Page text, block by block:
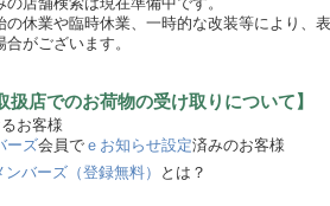
休業や臨時休業、一時的な改装等により、
がございます。
扱店でのお荷物の受け取りについて】
お客様
ーズ会員で ｅお知らせ設定済みのお客様
バーズ（登録無料）
とは？